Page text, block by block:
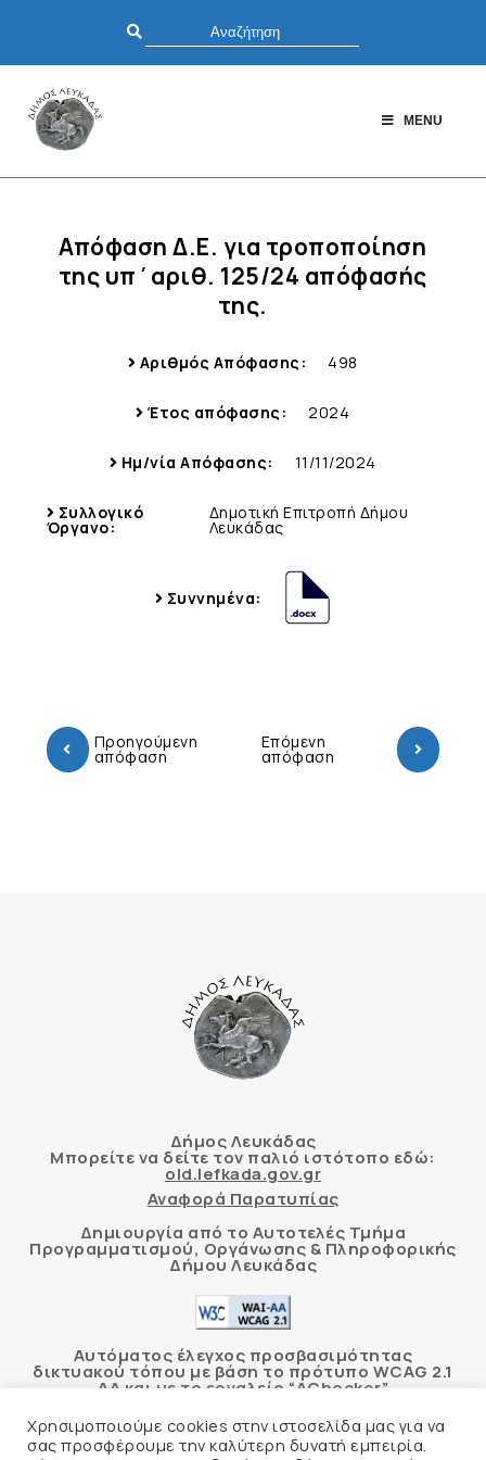
MENU
Απόφαση Δ.Ε. για τροποποίηση
της υπ΄αριθ. 125/24 απόφασής
της.
Αριθμός Απόφασης: 498
Έτος απόφασης: 2024
Ημ/νία Απόφασης: 11/11/2024
Συλλογικό
Όργανο:
Δημοτική Επιτροπή Δήμου
Λευκάδας
Συννημένα:
Προηγούμενη
απόφαση
Επόμενη
απόφαση
Δήμος Λευκάδας
Μπορείτε να δείτε τον παλιό ιστότοπο εδώ:
old.lefkada.gov.gr
Αναφορά Παρατυπίας
Δημιουργία από το Αυτοτελές Τμήμα
Προγραμματισμού, Οργάνωσης & Πληροφορικής
Δήμου Λευκάδας
Αυτόματος έλεγχος προσβασιμότητας
δικτυακού τόπου με βάση το πρότυπο WCAG 2.1
AA και με το εργαλείο “AChecker”
Δήλωση Προσβασιμότητας
Χρησιμοποιούμε cookies στην ιστοσελίδα μας για να
σας προσφέρουμε την καλύτερη δυνατή εμπειρία.